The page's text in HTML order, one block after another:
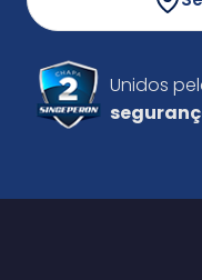
Unidos